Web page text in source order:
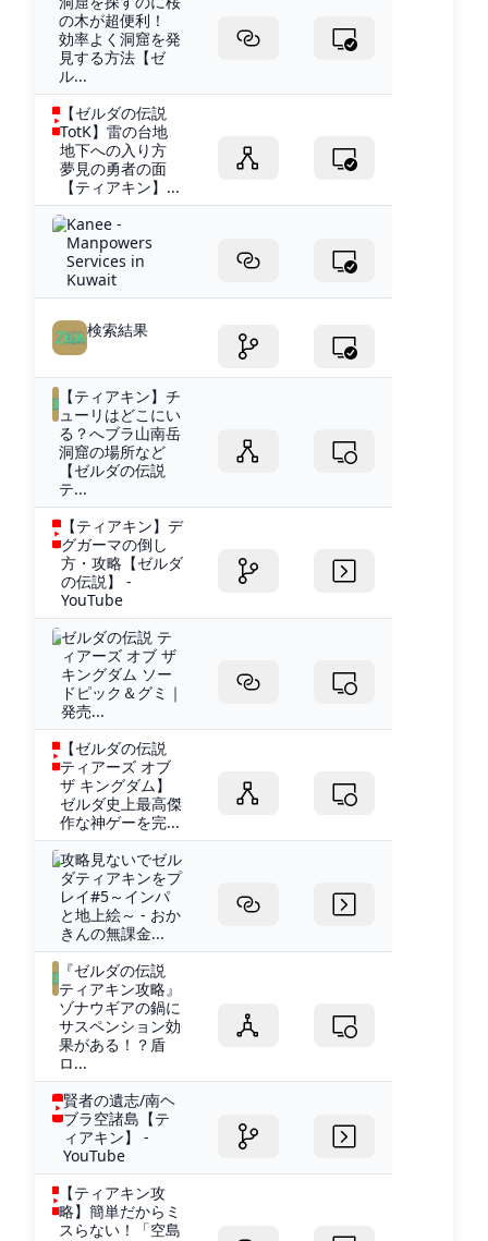
の木が超便利！
効率よく洞窟を発
見する方法【ゼ
ル...
【ゼルダの伝説
TotK】雷の台地
地下への入り方
夢見の勇者の面
【ティアキン】...
Kanee -
Manpowers
Services in
Kuwait
検索結果
【ティアキン】チ
ューリはどこにい
る？へブラ山南岳
洞窟の場所など
【ゼルダの伝説
テ...
【ティアキン】デ
グガーマの倒し
方・攻略【ゼルダ
の伝説】 -
YouTube
ゼルダの伝説 テ
ィアーズ オブ ザ
キングダム ソー
ドピック＆グミ｜
発売...
【ゼルダの伝説
ティアーズ オブ
ザ キングダム】
ゼルダ史上最高傑
作な神ゲーを完...
攻略見ないでゼル
ダティアキンをプ
レイ#5～インパ
と地上絵～ - おか
きんの無課金...
『ゼルダの伝説
ティアキン攻略』
ゾナウギアの鍋に
サスペンション効
果がある！？盾
ロ...
賢者の遺志/南ヘ
ブラ空諸島【テ
ィアキン】 -
YouTube
【ティアキン攻
略】簡単だからミ
スらない！「空島